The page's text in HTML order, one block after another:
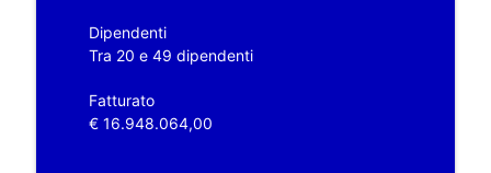
Dipendenti
Tra 20 e 49 dipendenti
Fatturato
€ 16.948.064,00